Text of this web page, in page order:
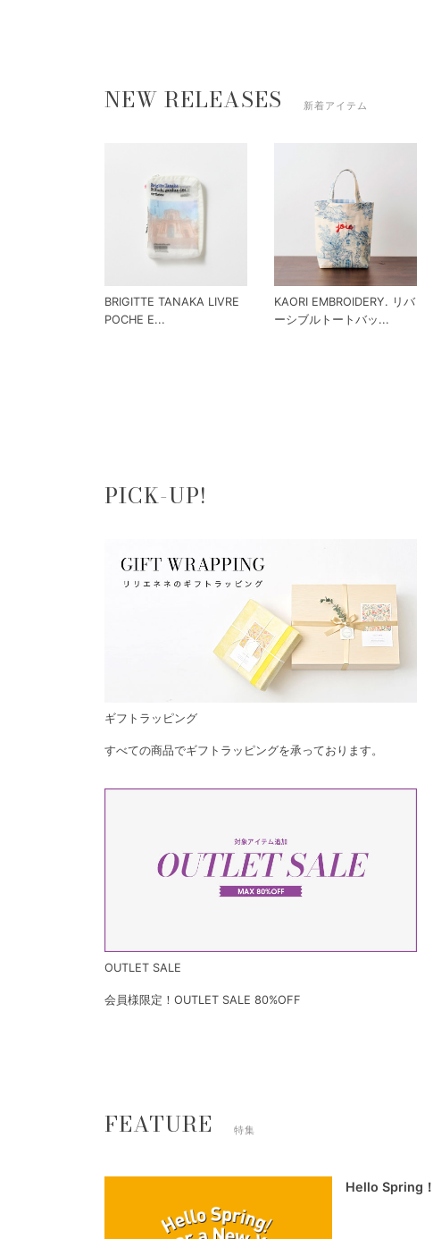
NEW RELEASES 新着アイテム
BRIGITTE TANAKA LIVRE
POCHE E...
KAORI EMBROIDERY. リバ
ーシブルトートバッ...
PICK-UP!
ギフトラッピング
すべての商品でギフトラッピングを承っております。
OUTLET SALE
会員様限定！OUTLET SALE 80%OFF
FEATURE 特集
Hello Spring